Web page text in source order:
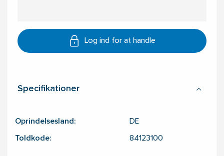
Log ind for at handle
Specifikationer
Oprindelsesland: DE
Toldkode: 84123100